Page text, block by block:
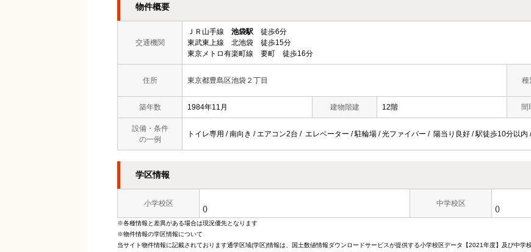
物件概要
交通機関
ＪＲ山手線 池袋駅 徒歩6分
東武東上線 北池袋 徒歩15分
東京メトロ有楽町線 要町 徒歩16分
住所 東京都豊島区池袋２丁目 種
築年数 1984年11月 建物階建 12階 間
設備・条件
の一例
トイレ専用 / 南向き / エアコン2台 / エレベーター / 駐輪場 / 光ファイバー / 陽当り良好 / 駅徒歩10分以内
学区情報
小学校区
()
中学校区
()
※各種情報と差異がある場合は現況優先となります
※物件情報の学区情報について
当サイト物件情報に記載されております通学区域(学区)情報は、国土数値情報ダウンロードサービスが提供する小学校区データ【2021年度】及び中